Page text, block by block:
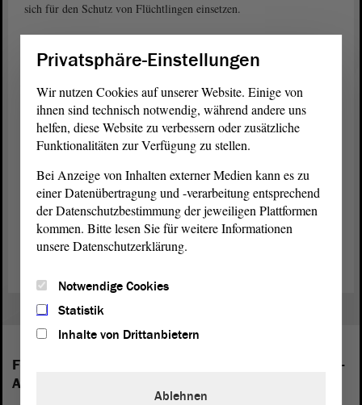
sich für den Schutz von Flüchtlingen einsetzen.
Ein deutliches Signal gegen Rassismus und gegen Gewalt ist
wichtig, erklärte Angela Gorr (CDU). Die Gesellschaft braucht
Menschen, die sich gegen extremistische Gewalt und für die
Demokratieeinsetzen. Es gibt zum Beispiel das „Netzwerk für
Demokratieund Toleranz“. Dort sind 300 Vereine Mitglied.
Ergebnis
Am Ende derDebattewurde einAntraggegen Rassismus und
Gewalt beschlossen.
(Dies ist ein Angebot in Einfacher Sprache.)
Folgende Fraktionen sind im Landtag von Sachsen-
Anhalt vertreten:
Privatsphäre-Einstellungen
Wir nutzen Cookies auf unserer Website. Einige von
ihnen sind technisch notwendig, während andere uns
helfen, diese Website zu verbessern oder zusätzliche
Funktionalitäten zur Verfügung zu stellen.
Bei Anzeige von Inhalten externer Medien kann es zu
einer Datenübertragung und -verarbeitung entsprechend
der Datenschutzbestimmung der jeweiligen Plattformen
kommen. Bitte lesen Sie für weitere Informationen
unsere Datenschutzerklärung.
Notwendige Cookies
Statistik
Inhalte von Drittanbietern
Ablehnen